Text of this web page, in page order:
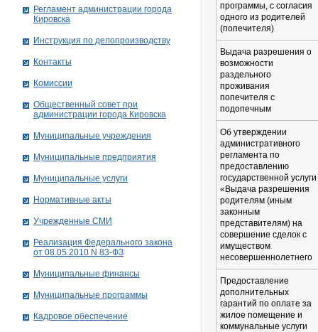
программы, с согласия
одного из родителей
(попечителя)
Выдача разрешения о
возможности
раздельного
проживания
попечителя с
подопечным
Об утверждении
административного
регламента по
предоставлению
государственной услуги
«Выдача разрешения
родителям (иным
законным
представителям) на
совершение сделок с
имуществом
несовершеннолетнего
Предоставление
дополнительных
гарантий по оплате за
жилое помещение и
коммунальные услуги
Рег­ла­мент ад­ми­нист­ра­ции го­ро­да
Ки­ров­ска
Инструкция по делопроизводству
Контакты
Комиссии
Общественный совет при
администрации города Кировска
Муниципальные учреждения
Муниципальные предприятия
Муниципальные услуги
Нормативные акты
Учрежденные СМИ
Реализация Федерального закона
от 08.05.2010 N 83-ФЗ
Муниципальные финансы
Муниципальные программы
Кадровое обеспечение